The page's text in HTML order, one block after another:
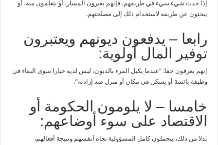
إذا حدث شيء سيء في طريقهم، فإنهم يغيرون المسار، أو يتعلمون منه، أو
يبحثون عن طريقة لاستخدام ذلك إلى مصلحتهم.
رابعا – يدفعون ديونهم ويعتبرون
توفير المال أولوية:
إنهم يعرفون حقا: “عندما يكبل المرء بالديون، ليس لديه خيارا سوى البقاء في
وظيفة بائسة أو يسكن في مكان أو منزل ضد إرادته”.
خامسا – لا يلومون الحكومة أو
الاقتصاد على سوء أوضاعهم:
بدلا من ذلك، يتحملون كامل المسؤولية تجاه أنفسهم ونتيجة أفعالهم،